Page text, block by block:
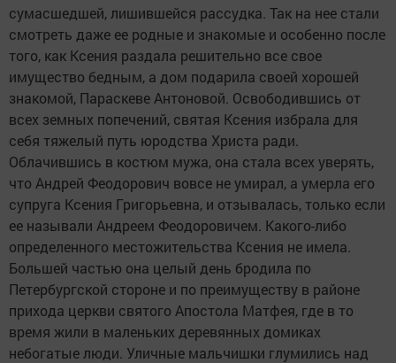
сумасшедшей, лишившейся рассудка. Так на нее стали
смотреть даже ее родные и знакомые и особенно после
того, как Ксения раздала решительно все свое
имущество бедным, а дом подарила своей хорошей
знакомой, Параскеве Антоновой. Освободившись от
всех земных попечений, святая Ксения избрала для
себя тяжелый путь юродства Христа ради.
Облачившись в костюм мужа, она стала всех уверять,
что Андрей Феодорович вовсе не умирал, а умерла его
супруга Ксения Григорьевна, и отзывалась, только если
ее называли Андреем Феодоровичем. Какого-либо
определенного местожительства Ксения не имела.
Большей частью она целый день бродила по
Петербургской стороне и по преимуществу в районе
прихода церкви святого Апостола Матфея, где в то
время жили в маленьких деревянных домиках
небогатые люди. Уличные мальчишки глумились над